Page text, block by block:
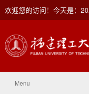
欢迎您的访问！今天是：
Menu